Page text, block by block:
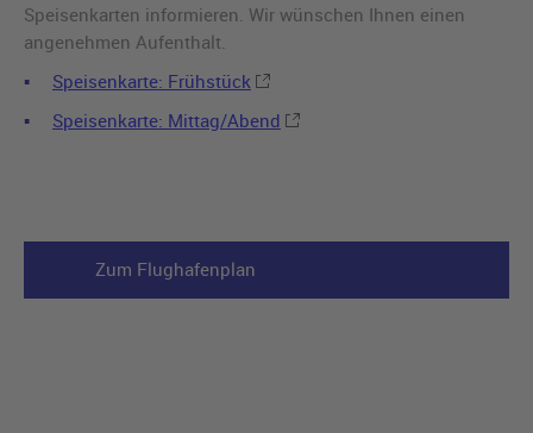
Speisenkarten informieren. Wir wünschen Ihnen einen
angenehmen Aufenthalt.
Speisenkarte: Frühstück
Speisenkarte: Mittag/Abend
Zum Flughafenplan